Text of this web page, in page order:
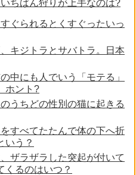
ちばん狩りが上手なのは?
ぐられるとくすぐったいっ
キジトラとサバトラ。日本
中にも人でいう「モテる」
ホント?
うちどの性別の猫に起きる
すべてたたんで体の下へ折
いう？
ザラザラした突起が付いて
くるのはいつ？